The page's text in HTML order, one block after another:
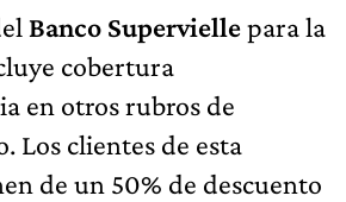
Banco Superviellepara la
cobertura
en otros rubros de
Los clientes de esta
de un 50% de descuento